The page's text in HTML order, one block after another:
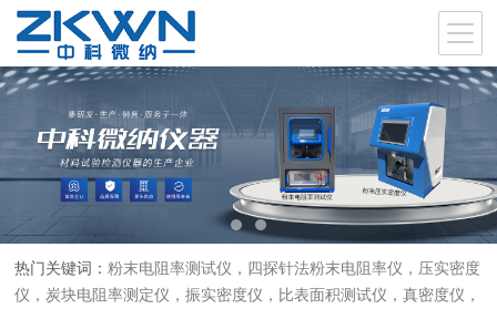
热门关键词：粉末电阻率测试仪，四探针法粉末电阻率仪，压实密度
仪，炭块电阻率测定仪，振实密度仪，比表面积测试仪，真密度仪，